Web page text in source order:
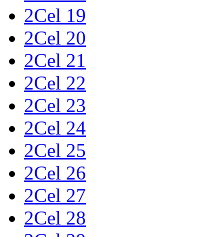
2Cel 19
2Cel 20
2Cel 21
2Cel 22
2Cel 23
2Cel 24
2Cel 25
2Cel 26
2Cel 27
2Cel 28